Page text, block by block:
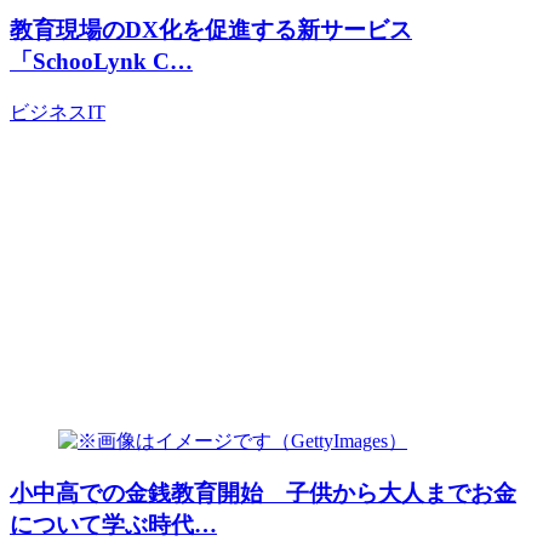
教育現場のDX化を促進する新サービス
「SchooLynk C…
ビジネスIT
小中高での金銭教育開始 子供から大人までお金
について学ぶ時代…